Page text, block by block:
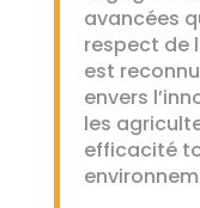
avancées
respect de
est
envers
les
efficacité